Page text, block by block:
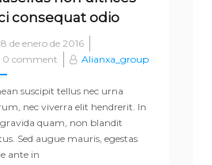
consequat odio
Posted
on
de enero de 2016
0 comment
Alianxa_group
suscipit tellus nec urna
nec viverra elit hendrerit. In
gravida quam, non blandit
Sed augue mauris, egestas
ante in